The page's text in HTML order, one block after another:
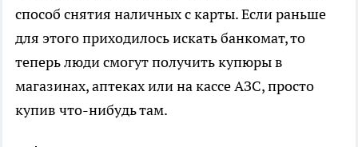
способ снятия наличных с карты. Если раньше
для этого приходилось искать банкомат, то
теперь люди смогут получить купюры в
магазинах, аптеках или на кассе АЗС, просто
купив что-нибудь там.